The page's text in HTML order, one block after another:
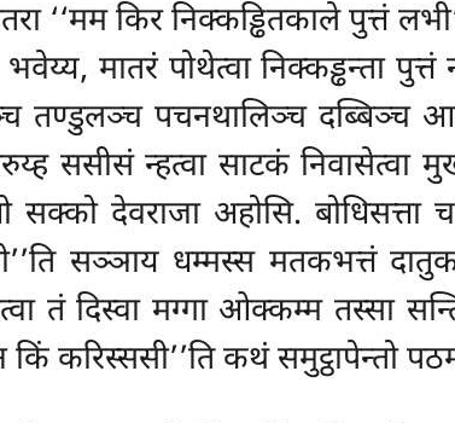
‘‘मम किर निक्कड्ढितकाले पुत्तं
मातरं पोथेत्वा निक्कड्ढन्ता
तण्डुलञ्च पचनथालिञ्च
ससीसं न्हत्वा साटकं निवासेत्वा मुखं
सक्को देवराजा अहोसि.
सञ्ञाय धम्मस्स मतकभत्तं
तं दिस्वा मग्गा ओक्कम्म तस्सा
करिस्ससी’’ति कथं समुट्ठापेन्तो